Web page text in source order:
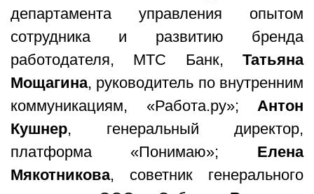
департамента управления опытом
сотрудника и развитию бренда
работодателя, МТС Банк, Татьяна
Мощагина, руководитель по внутренним
коммуникациям, «Работа.ру»; Антон
Кушнер, генеральный директор,
платформа «Понимаю»; Елена
Мякотникова, советник генерального